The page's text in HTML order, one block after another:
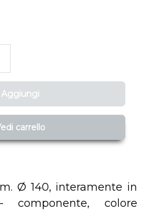
Aggiungi
carrello
Ø 140, interamente in
componente, colore